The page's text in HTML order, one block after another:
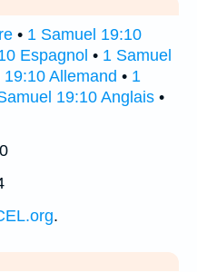
• 1 Samuel 19:10
Espagnol • 1 Samuel
Allemand • 1
19:10 Anglais •
.